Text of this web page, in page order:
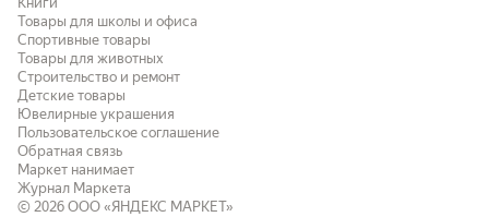
Товары для школы и офиса
Спортивные товары
Товары для животных
Строительство и ремонт
Детские товары
Ювелирные украшения
Пользовательское соглашение
Обратная связь
Маркет нанимает
Журнал Маркета
© 2026 ООО «ЯНДЕКС МАРКЕТ»